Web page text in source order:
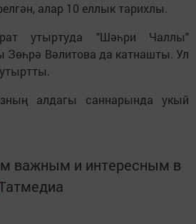
алар 10 еллык тарихлы.
утыртуда "Шәһри Чаллы"
Зөһрә Вәлитова да катнашты. Ул
алдагы саннарында укый
важным и интересным в